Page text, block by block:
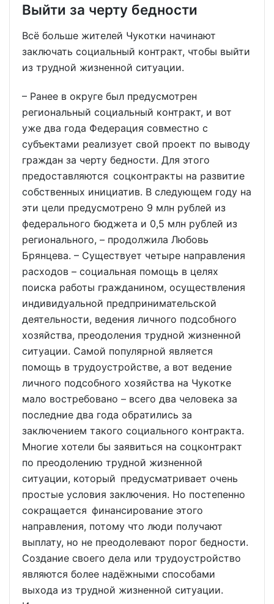
Выйти за черту бедности
Всё больше жителей Чукотки начинают
заключать социальный контракт, чтобы выйти
из трудной жизненной ситуации.
– Ранее в округе был предусмотрен
региональный социальный контракт, и вот
уже два года Федерация совместно с
субъектами реализует свой проект по выводу
граждан за черту бедности. Для этого
предоставляются соцконтракты на развитие
собственных инициатив. В следующем году на
эти цели предусмотрено 9 млн рублей из
федерального бюджета и 0,5 млн рублей из
регионального, – продолжила Любовь
Брянцева. – Существует четыре направления
расходов – социальная помощь в целях
поиска работы гражданином, осуществления
индивидуальной предпринимательской
деятельности, ведения личного подсобного
хозяйства, преодоления трудной жизненной
ситуации. Самой популярной является
помощь в трудоустройстве, а вот ведение
личного подсобного хозяйства на Чукотке
мало востребовано – всего два человека за
последние два года обратились за
заключением такого социального контракта.
Многие хотели бы заявиться на соцконтракт
по преодолению трудной жизненной
ситуации, который предусматривает очень
простые условия заключения. Но постепенно
сокращается финансирование этого
направления, потому что люди получают
выплату, но не преодолевают порог бедности.
Создание своего дела или трудоустройство
являются более надёжными способами
выхода из трудной жизненной ситуации.